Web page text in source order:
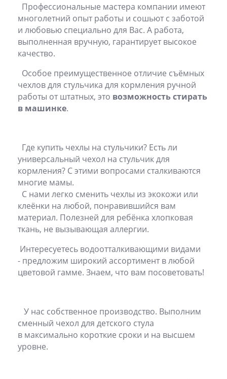
Профессиональные мастера компании имеют
многолетний опыт работы и сошьют с заботой
и любовью специально для Вас. А работа,
выполненная вручную, гарантирует высокое
качество.
Особое преимущественное отличие съёмных
чехлов для стульчика для кормления ручной
работы от штатных, это возможность стирать
в машинке.
Где купить чехлы на стульчики? Есть ли
универсальный чехол на стульчик для
кормления? С этими вопросами сталкиваются
многие мамы.
С нами легко сменить чехлы из экокожи или
клеёнки на любой, понравившийся вам
материал. Полезней для ребёнка хлопковая
ткань, не вызывающая аллергии.
Интересуетесь водоотталкивающими видами
- предложим широкий ассортимент в любой
цветовой гамме. Знаем, что вам посоветовать!
У нас собственное производство. Выполним
сменный чехол для детского стула
в максимально короткие сроки и на высшем
уровне.